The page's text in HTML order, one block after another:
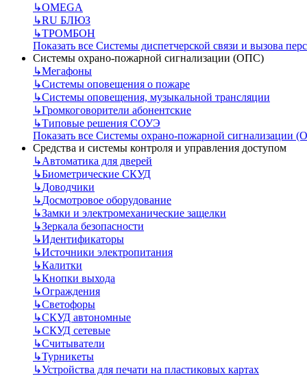
↳OMEGA
↳RU БЛЮЗ
↳ТРОМБОН
Показать все Системы диспетчерской связи и вызова
Системы охрано-пожарной сигнализации (ОПС)
↳Мегафоны
↳Системы оповещения о пожаре
↳Системы оповещения, музыкальной трансляции
↳Громкоговорители абонентские
↳Типовые решения СОУЭ
Показать все Системы охрано-пожарной сигнализации
Средства и системы контроля и управления доступом
↳Автоматика для дверей
↳Биометрические СКУД
↳Доводчики
↳Досмотровое оборудование
↳Замки и электромеханические защелки
↳Зеркала безопасности
↳Идентификаторы
↳Источники электропитания
↳Калитки
↳Кнопки выхода
↳Ограждения
↳Светофоры
↳СКУД автономные
↳СКУД сетевые
↳Считыватели
↳Турникеты
↳Устройства для печати на пластиковых картах